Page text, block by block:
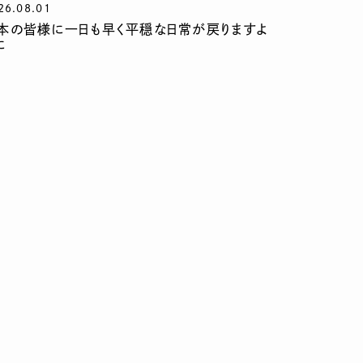
の皆様に一日も早く平穏な日常が戻りますよ